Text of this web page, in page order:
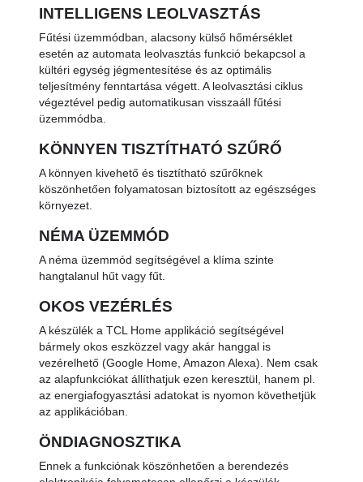
INTELLIGENS LEOLVASZTÁS
Fűtési üzemmódban, alacsony külső hőmérséklet
esetén az automata leolvasztás funkció bekapcsol a
kültéri egység jégmentesítése és az optimális
teljesítmény fenntartása végett. A leolvasztási ciklus
végeztével pedig automatikusan visszaáll fűtési
üzemmódba.
KÖNNYEN TISZTÍTHATÓ SZŰRŐ
A könnyen kivehető és tisztítható szűrőknek
köszönhetően folyamatosan biztosított az egészséges
környezet.
NÉMA ÜZEMMÓD
A néma üzemmód segítségével a klíma szinte
hangtalanul hűt vagy fűt.
OKOS VEZÉRLÉS
A készülék a TCL Home applikáció segítségével
bármely okos eszközzel vagy akár hanggal is
vezérelhető (Google Home, Amazon Alexa). Nem csak
az alapfunkciókat állíthatjuk ezen keresztül, hanem pl.
az energiafogyasztási adatokat is nyomon követhetjük
az applikációban.
ÖNDIAGNOSZTIKA
Ennek a funkciónak köszönhetően a berendezés